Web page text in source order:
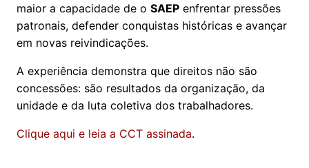
maior a capacidade de o SAEP enfrentar pressões
patronais, defender conquistas históricas e avançar
em novas reivindicações.
A experiência demonstra que direitos não são
concessões: são resultados da organização, da
unidade e da luta coletiva dos trabalhadores.
Clique aqui e leia a CCT assinada.